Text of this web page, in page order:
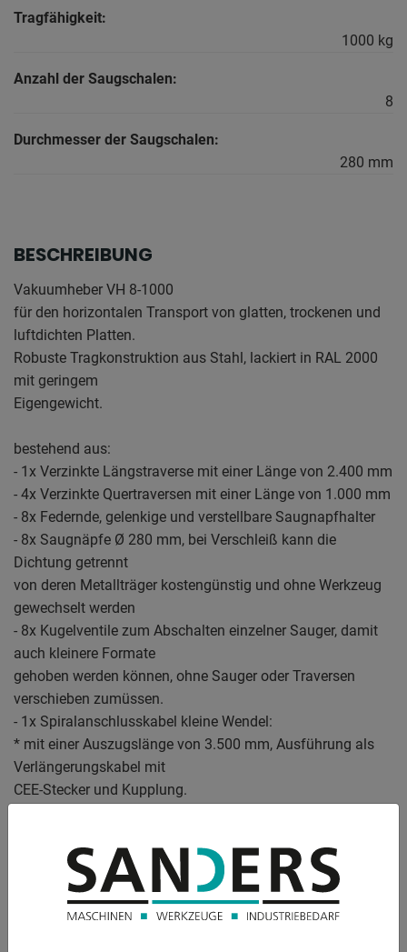
Tragfähigkeit:
1000 kg
Anzahl der Saugschalen:
8
Durchmesser der Saugschalen:
280 mm
BESCHREIBUNG
Vakuumheber VH 8-1000
für den horizontalen Transport von glatten, trockenen und
luftdichten Platten.
Robuste Tragkonstruktion aus Stahl, lackiert in RAL 2000
mit geringem
Eigengewicht.
bestehend aus:
- 1x Verzinkte Längstraverse mit einer Länge von 2.400 mm
- 4x Verzinkte Quertraversen mit einer Länge von 1.000 mm
- 8x Federnde, gelenkige und verstellbare Saugnapfhalter
- 8x Saugnäpfe Ø 280 mm, bei Verschleiß kann die
Dichtung getrennt
von deren Metallträger kostengünstig und ohne Werkzeug
gewechselt werden
- 8x Kugelventile zum Abschalten einzelner Sauger, damit
auch kleinere Formate
gehoben werden können, ohne Sauger oder Traversen
verschieben zumüssen.
- 1x Spiralanschlusskabel kleine Wendel:
* mit einer Auszugslänge von 3.500 mm, Ausführung als
Verlängerungskabel mit
CEE-Stecker und Kupplung.
- Wartungsarme sehr hochwertige ölgeschmierte
Drehschiebervakuumpumpe mit einer
Saugleistung von 21 m³/h und einem Endvakuum von 98